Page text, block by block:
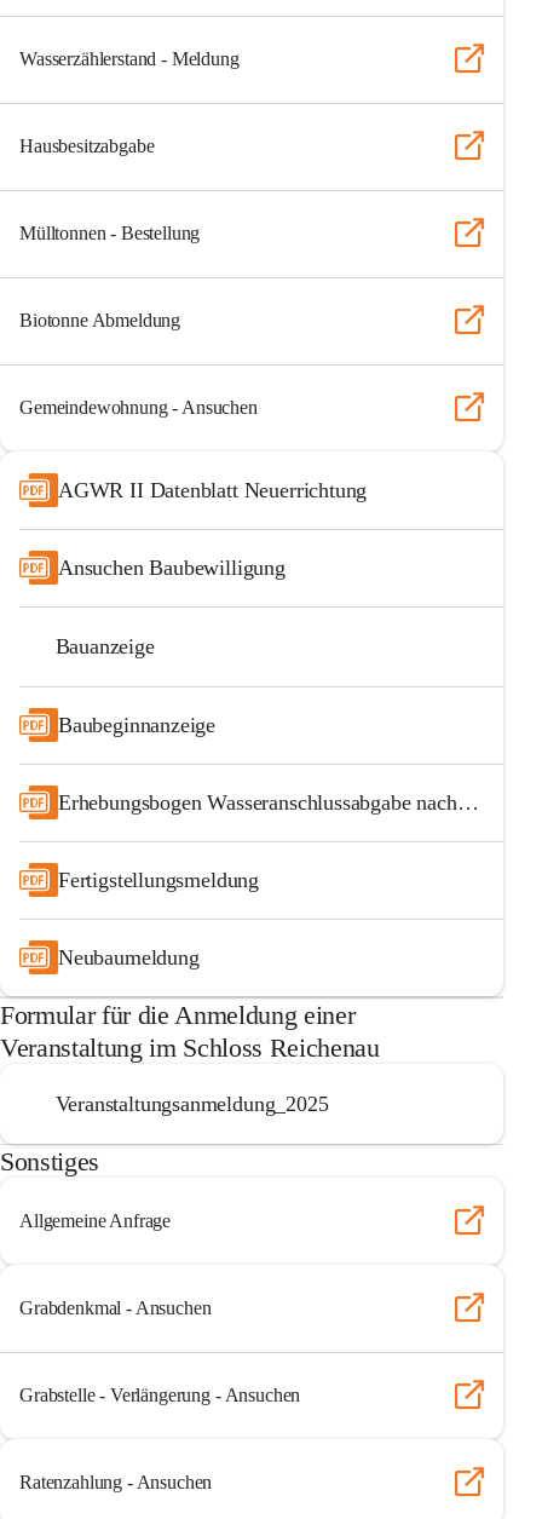
Wasserzählerstand - Meldung
Hausbesitzabgabe
Mülltonnen - Bestellung
Biotonne Abmeldung
Gemeindewohnung - Ansuchen
AGWR II Datenblatt Neuerrichtung
Ansuchen Baubewilligung
Bauanzeige
Baubeginnanzeige
Erhebungsbogen Wasseranschlussabgabe nach Veraenderungen
Fertigstellungsmeldung
Neubaumeldung
Formular für die Anmeldung einer
Veranstaltung im Schloss Reichenau
Veranstaltungsanmeldung_2025
Sonstiges
Allgemeine Anfrage
Grabdenkmal - Ansuchen
Grabstelle - Verlängerung - Ansuchen
Ratenzahlung - Ansuchen